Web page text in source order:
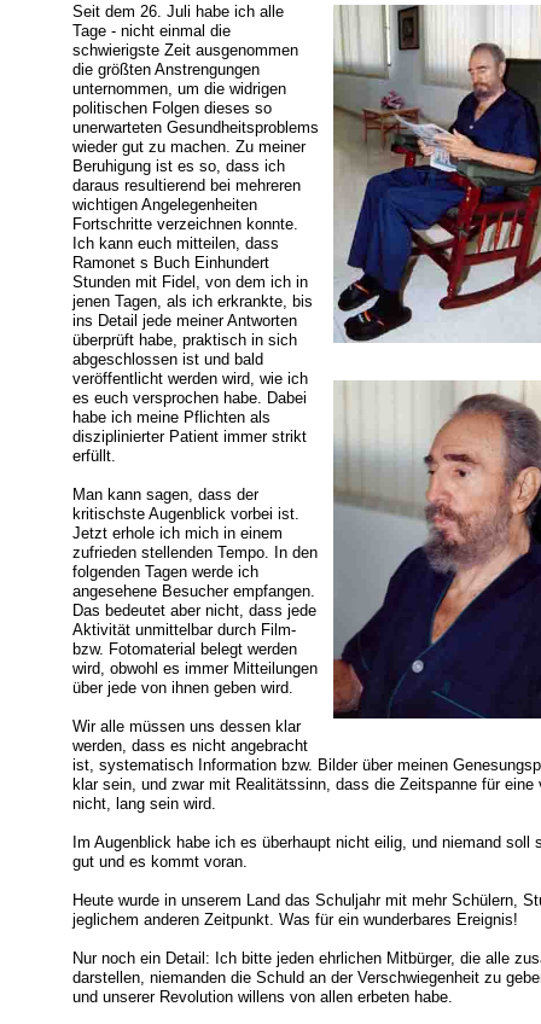
Seit dem 26. Juli habe ich alle
Tage - nicht einmal die
schwierigste Zeit ausgenommen
die größten Anstrengungen
unternommen, um die widrigen
politischen Folgen dieses so
unerwarteten Gesundheitsproblems
wieder gut zu machen. Zu meiner
Beruhigung ist es so, dass ich
daraus resultierend bei mehreren
wichtigen Angelegenheiten
Fortschritte verzeichnen konnte.
Ich kann euch mitteilen, dass
Ramonet s Buch Einhundert
Stunden mit Fidel, von dem ich in
jenen Tagen, als ich erkrankte, bis
ins Detail jede meiner Antworten
überprüft habe, praktisch in sich
abgeschlossen ist und bald
veröffentlicht werden wird, wie ich
es euch versprochen habe. Dabei
habe ich meine Pflichten als
disziplinierter Patient immer strikt
erfüllt.
Man kann sagen, dass der
kritischste Augenblick vorbei ist.
Jetzt erhole ich mich in einem
zufrieden stellenden Tempo. In den
folgenden Tagen werde ich
angesehene Besucher empfangen.
Das bedeutet aber nicht, dass jede
Aktivität unmittelbar durch Film-
bzw. Fotomaterial belegt werden
wird, obwohl es immer Mitteilungen
über jede von ihnen geben wird.
Wir alle müssen uns dessen klar
werden, dass es nicht angebracht
ist, systematisch Information bzw. Bilder über meinen
klar sein, und zwar mit Realitätssinn, dass die Zeitspanne für
nicht, lang sein wird.
Im Augenblick habe ich es überhaupt nicht eilig, und niemand
gut und es kommt voran.
Heute wurde in unserem Land das Schuljahr mit mehr Schülern,
jeglichem anderen Zeitpunkt. Was für ein wunderbares Ereignis!
Nur noch ein Detail: Ich bitte jeden ehrlichen Mitbürger, die alle
darstellen, niemanden die Schuld an der Verschwiegenheit zu
und unserer Revolution willens von allen erbeten habe.